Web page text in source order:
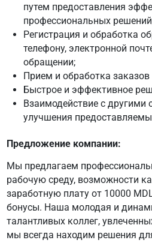
путем предоставления
профессиональных
Регистрация и обработка
телефону, электронной
обращении;
Прием и обработка заказов
Быстрое и эффективное
Взаимодействие с другими
улучшения
Предложение компании:
Мы предлагаем
рабочую среду, возможности
заработную плату от 10000
бонусы. Наша молодая и
талантливых коллег,
мы всегда находим решения